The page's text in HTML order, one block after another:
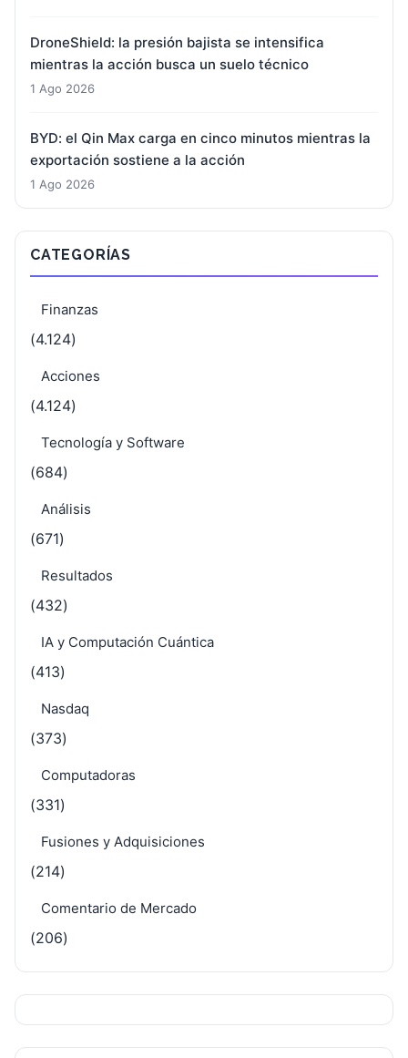
DroneShield: la presión bajista se intensifica
mientras la acción busca un suelo técnico
1 Ago 2026
BYD: el Qin Max carga en cinco minutos mientras la
exportación sostiene a la acción
1 Ago 2026
CATEGORÍAS
Finanzas
(4.124)
Acciones
(4.124)
Tecnología y Software
(684)
Análisis
(671)
Resultados
(432)
IA y Computación Cuántica
(413)
Nasdaq
(373)
Computadoras
(331)
Fusiones y Adquisiciones
(214)
Comentario de Mercado
(206)